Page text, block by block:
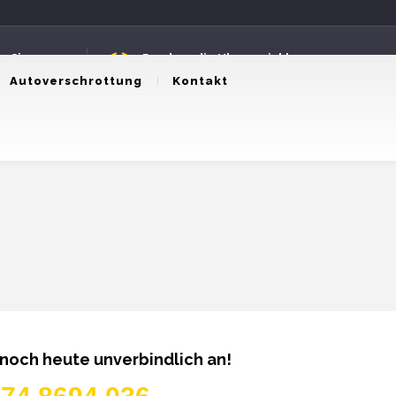
Rund um die Uhr erreichbar
24 Stunden Service
Sie uns an
Autoverschrottung Kontakt
noch heute unverbindlich an!